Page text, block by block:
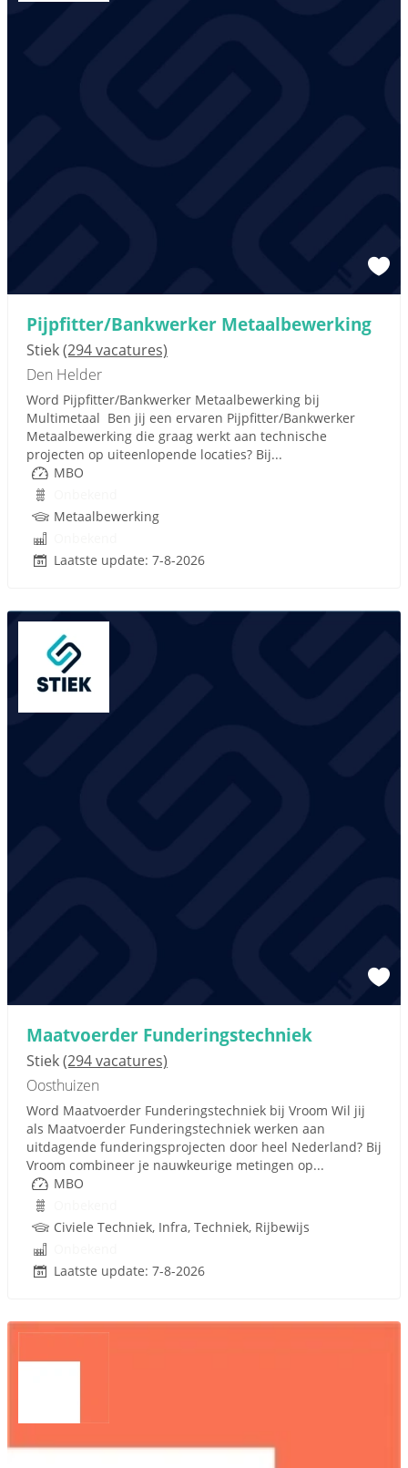
Pijpfitter/Bankwerker Metaalbewerking
Stiek(294 vacatures)
Den Helder
Word Pijpfitter/Bankwerker Metaalbewerking bij
Multimetaal Ben jij een ervaren Pijpfitter/Bankwerker
Metaalbewerking die graag werkt aan technische
projecten op uiteenlopende locaties? Bij...
MBO
Metaalbewerking
Laatste update: 7-8-2026
Maatvoerder Funderingstechniek
Stiek(294 vacatures)
Oosthuizen
Word Maatvoerder Funderingstechniek bij Vroom Wil jij
als Maatvoerder Funderingstechniek werken aan
uitdagende funderingsprojecten door heel Nederland? Bij
Vroom combineer je nauwkeurige metingen op...
MBO
Civiele Techniek, Infra, Techniek, Rijbewijs
Laatste update: 7-8-2026